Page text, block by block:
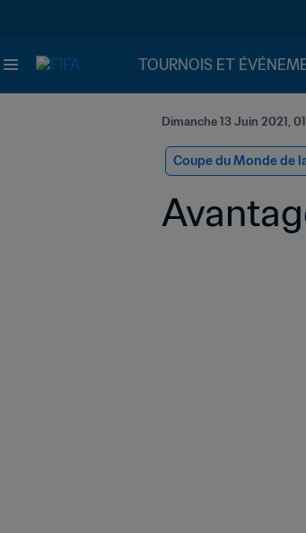
TOURNOIS ET
Dimanche 13 Juin 2021,
Coupe du Monde de